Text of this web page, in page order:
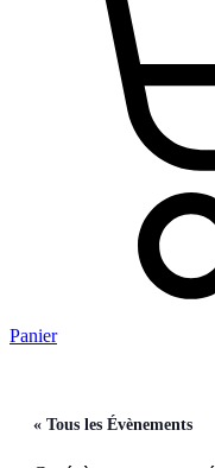
Panier
« Tous les Évènements